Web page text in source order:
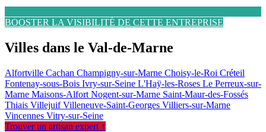
BOOSTER LA VISIBILITÉ DE CETTE ENTREPRISE
Villes dans le Val-de-Marne
Alfortville Cachan Champigny-sur-Marne Choisy-le-Roi Créteil
Fontenay-sous-Bois Ivry-sur-Seine L'Haÿ-les-Roses Le Perreux-sur-
Marne Maisons-Alfort Nogent-sur-Marne Saint-Maur-des-Fossés
Thiais VillejuifVilleneuve-Saint-Georges Villiers-sur-Marne
Vincennes Vitry-sur-Seine
Trouver un artisan expert ↑